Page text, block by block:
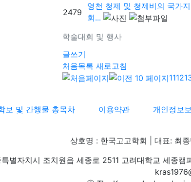
학술대회 및 행사
2479
영천 청제 및 청제비의 국가
회...
글쓰기
처음목록 새로고침
1112
보 및 간행물 총목차 이용약관 개인정보
상호명 : 한국고고학회 | 대표: 최
별자치시 조치원읍 세종로 2511 고려대학교 세종